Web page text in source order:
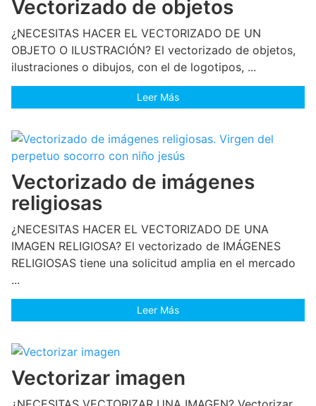
Vectorizado de objetos
¿NECESITAS HACER EL VECTORIZADO DE UN
OBJETO O ILUSTRACIÓN? El vectorizado de objetos,
ilustraciones o dibujos, con el de logotipos, ...
Leer Más
Vectorizado de imágenes
religiosas
¿NECESITAS HACER EL VECTORIZADO DE UNA
IMAGEN RELIGIOSA? El vectorizado de IMÁGENES
RELIGIOSAS tiene una solicitud amplia en el mercado
...
Leer Más
Vectorizar imagen